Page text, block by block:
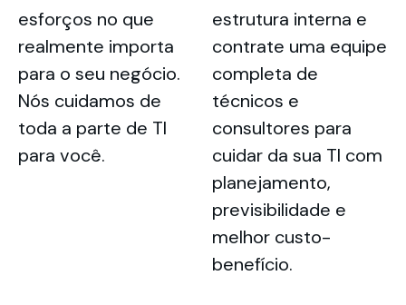
esforços no que
realmente importa
para o seu negócio.
Nós cuidamos de
toda a parte de TI
para você.
estrutura interna e
contrate uma equipe
completa de
técnicos e
consultores para
cuidar da sua TI com
planejamento,
previsibilidade e
melhor custo-
benefício.